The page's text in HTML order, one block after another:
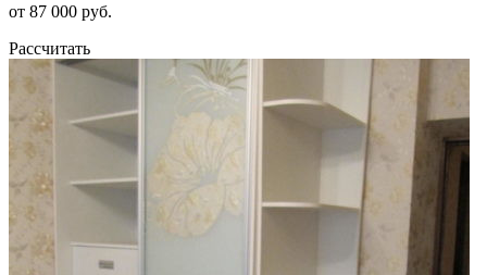
от 87 000 руб.
Рассчитать